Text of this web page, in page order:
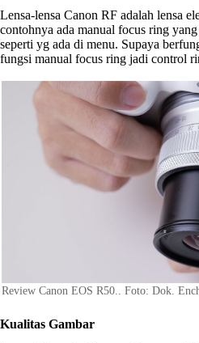
Lensa-lensa Canon RF adalah lensa
contohnya ada manual focus ring
seperti yg ada di menu. Supaya
fungsi manual focus ring jadi control
Review Canon EOS R50.. Foto: Dok.
Kualitas Gambar